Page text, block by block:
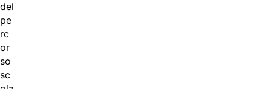
del
pe
rc
or
so
sc